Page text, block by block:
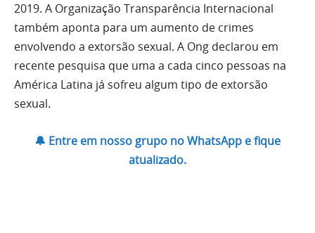
2019. A Organização Transparência Internacional
também aponta para um aumento de crimes
envolvendo a extorsão sexual. A Ong declarou em
recente pesquisa que uma a cada cinco pessoas na
América Latina já sofreu algum tipo de extorsão
sexual.
🔔 Entre em nosso grupo no WhatsApp e fique
atualizado.